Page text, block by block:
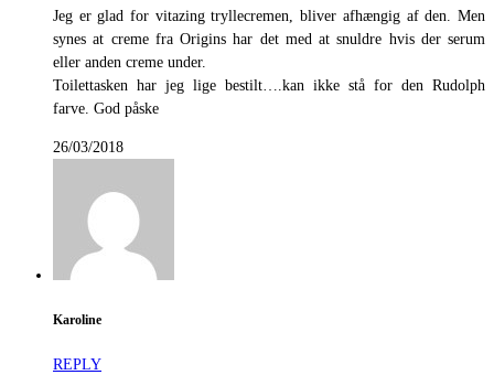
Jeg er glad for vitazing tryllecremen, bliver afhængig af den. Men
synes at creme fra Origins har det med at snuldre hvis der serum
eller anden creme under.
Toilettasken har jeg lige bestilt….kan ikke stå for den Rudolph
farve. God påske
26/03/2018
Karoline
REPLY